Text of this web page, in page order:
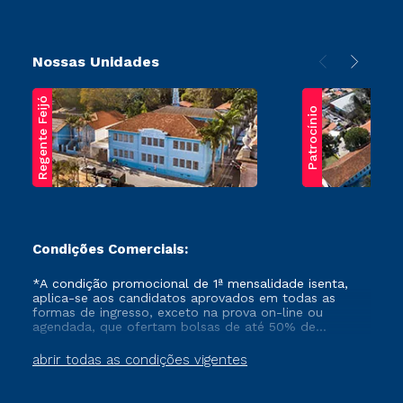
Nossas Unidades
Regente Feijó Patrocínio
Condições Comerciais:
abrir todas as condições vigentes
*A condição promocional de 1ª mensalidade isenta,
aplica-se aos candidatos aprovados em todas as
formas de ingresso, exceto na prova on-line ou
agendada, que ofertam bolsas de até 50% de
que ainda não tenham efetivado e/ou não tenham
cancelado ou trancado sua matrícula em uma das